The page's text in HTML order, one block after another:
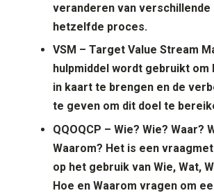
veranderen van
hetzelfde proces.
VSM – Target Value Stream
hulpmiddel wordt gebruikt
in kaart te brengen en de
te geven om dit doel te
QQOQCP – Wie? Wie? Waar?
Waarom? Het is een
op het gebruik van Wie, Wat,
Hoe en Waarom vragen om